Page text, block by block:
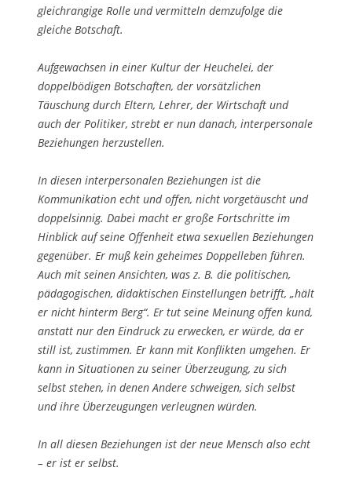
gleichrangige Rolle und vermitteln demzufolge die
gleiche Botschaft.
Aufgewachsen in einer Kultur der Heuchelei, der
doppelbödigen Botschaften, der vor­sätzlichen
Täuschung durch Eltern, Lehrer, der Wirtschaft und
auch der Politiker, strebt er nun danach, interpersonale
Beziehungen herzustellen.
In diesen interpersonalen Beziehungen ist die
Kommunikation echt und offen, nicht vorgetäuscht und
doppelsinnig. Dabei macht er große Fortschritte im
Hinblick auf sei­ne Offenheit etwa sexuellen Beziehungen
gegenüber. Er muß kein geheimes Doppell­eben führen.
Auch mit seinen Ansichten, was z. B. die politischen,
pädagogi­schen, di­daktischen Einstellungen betrifft, „hält
er nicht hinterm Berg“. Er tut seine Mei­nung of­fen kund,
anstatt nur den Eindruck zu erwecken, er würde, da er
still ist, zu­stimmen. Er kann mit Konflikten umgehen. Er
kann in Situationen zu seiner Über­zeugung, zu sich
selbst stehen, in denen Andere schweigen, sich selbst
und ihre Überzeugungen ver­leugnen würden.
In all diesen Beziehungen ist der neue Mensch also echt
– er ist er selbst.